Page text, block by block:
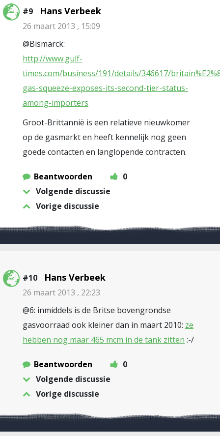
#9 Hans Verbeek
26 maart 2013 , 15:09
@Bismarck:
http://www.gulf-
times.com/business/191/details/346617/
gas-squeeze-exposes-its-second-tier-status-
among-importers
Groot-Brittannië is een relatieve nieuwkomer
op de gasmarkt en heeft kennelijk nog geen
goede contacten en langlopende contracten.
Beantwoorden
0
Volgende discussie
Vorige discussie
#10 Hans Verbeek
26 maart 2013 , 22:23
@6: inmiddels is de Britse bovengrondse
gasvoorraad ook kleiner dan in maart 2010: ze
hebben nog maar 465 mcm in de tank zitten :-/
Beantwoorden
0
Volgende discussie
Vorige discussie